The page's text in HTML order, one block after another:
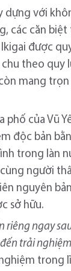
dựng với
các căn
được
theo quy
mang
của Vũ
độc bản
trong làn
người
nguyên
sở hữu.
riêng ngay
trải
trong